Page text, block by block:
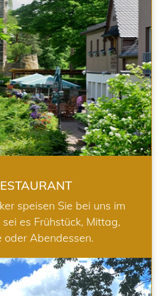
speisen Sie bei uns im
es Frühstück, Mittag,
oder Abendessen.